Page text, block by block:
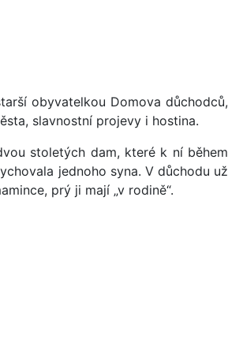
obyvatelkou Domova důchodců,
slavnostní projevy i hostina.
stoletých dam, které k ní během
jednoho syna. V důchodu už
prý ji mají „v rodině“.